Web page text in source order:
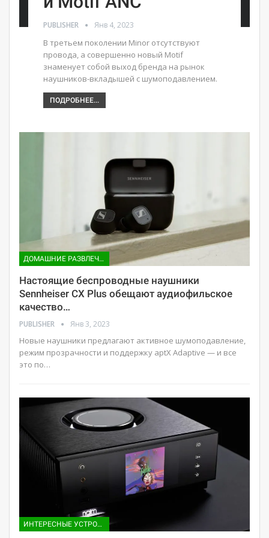
PUBLISHER Янв 4, 2023
В третьем поколении Minor отсутствуют
провода, а совершенно новый Motif
знаменует собой выход бренда на рынок
наушников-вкладышей с шумоподавлением.
ПОДРОБНЕЕ...
ДОМАШНИЕ РАЗВЛЕЧЕНИЯ
Настоящие беспроводные наушники
Sennheiser CX Plus обещают аудиофильское
качество…
PUBLISHER Янв 3, 2023
Новые наушники предлагают активное шумоподавление,
режим прозрачности и поддержку aptX Adaptive — и все
это по…
ИНТЕРЕСНЫЕ УСТРОЙСТВА